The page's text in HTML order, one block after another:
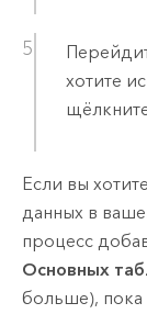
хотите
Если вы
данных в
процесс
Основных
больше), пока